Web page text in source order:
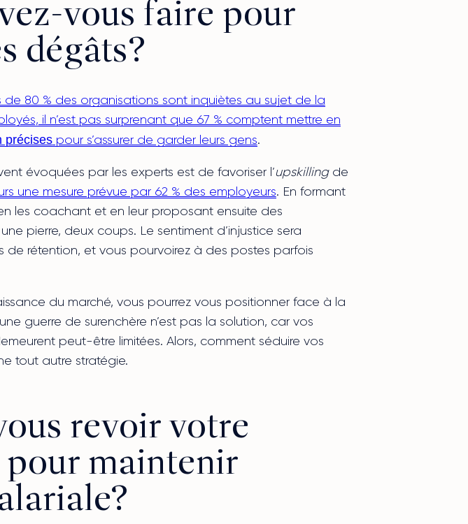
vous faire pour
dégâts?
80 % des organisations sont inquiètes au sujet de la
il n’est pas surprenant que 67 % comptent mettre en
précisespour s’assurer de garder leurs gens.
évoquées par les experts est de favoriser l’upskillingde
une mesure prévue par 62 % des employeurs. En formant
les coachant et en leur proposant ensuite des
pierre, deux coups. Le sentiment d’injustice sera
de rétention, et vous pourvoirez à des postes parfois
du marché, vous pourrez vous positionner face à la
guerre de surenchère n’est pas la solution, car vos
peut-être limitées. Alors, comment séduire vos
tout autre stratégie.
revoir votre
pour maintenir